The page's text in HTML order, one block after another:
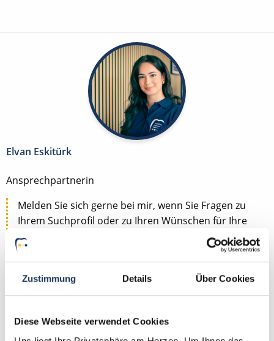
Zustimmung Details Über Cookies
Diese Webseite verwendet Cookies
Elvan Eskitürk
Ansprechpartnerin
Melden Sie sich gerne bei mir, wenn Sie Fragen zu
Ihrem Suchprofil oder zu Ihren Wünschen für Ihre
Traumposition als ZFA, ZMF, ZMV, ZMP, DH, ZT oder
PM haben. Gemeinsam finden wir die passende
Stelle für Sie. P.S.: Bei uns genügt Ihr Lebenslauf –
ein Anschreiben ist nicht erforderlich.
Jetzt zur kostenlosen Stellenanfrage